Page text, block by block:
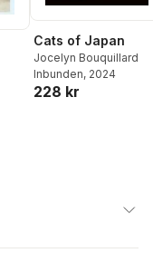
Cats of Japan
Jocelyn Bouquillard
Inbunden, 2024
228 kr